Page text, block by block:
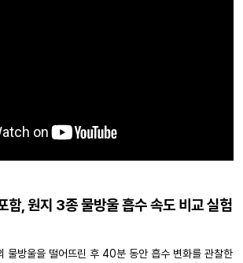
함, 원지 3종 물방울 흡수 속도 비교 실험
물방울을 떨어뜨린 후 40분 동안 흡수 변화를 관찰한